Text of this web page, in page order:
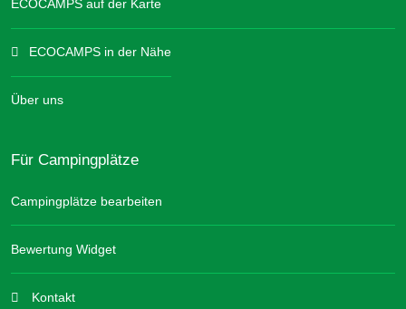
ECOCAMPS auf der Karte
ECOCAMPS in der Nähe
Über uns
Für Campingplätze
Campingplätze bearbeiten
Bewertung Widget
Kontakt